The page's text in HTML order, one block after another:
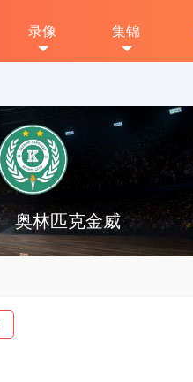
录像 集锦
奥林匹克金威